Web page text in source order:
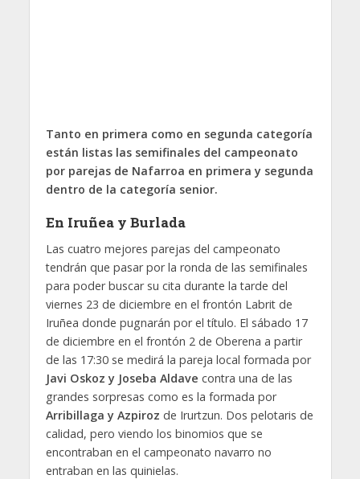
Tanto en primera como en segunda categoría
están listas las semifinales del campeonato
por parejas de Nafarroa en primera y segunda
dentro de la categoría senior.
En Iruñea y Burlada
Las cuatro mejores parejas del campeonato
tendrán que pasar por la ronda de las semifinales
para poder buscar su cita durante la tarde del
viernes 23 de diciembre en el frontón Labrit de
Iruñea donde pugnarán por el título. El sábado 17
de diciembre en el frontón 2 de Oberena a partir
de las 17:30 se medirá la pareja local formada por
Javi Oskoz y Joseba Aldave contra una de las
grandes sorpresas como es la formada por
Arribillaga y Azpiroz de Irurtzun. Dos pelotaris de
calidad, pero viendo los binomios que se
encontraban en el campeonato navarro no
entraban en las quinielas.